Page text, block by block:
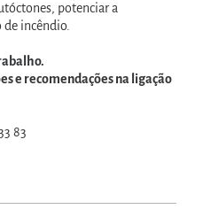
potenciar a
incêndio.
e recomendações na ligação
83